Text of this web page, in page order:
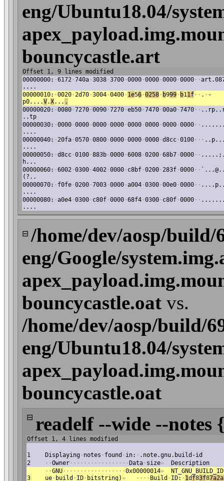
eng/Ubuntu18.04/
bouncycastle.art
Offset 1, 9 lines modified
00000000: ·6172 ·740a ·3038 ·3700 ·0000 ·0000 ·0000 ·0000 · ·
....
00000010: ·0020 ·2d70 ·3004 ·0400 · 1e56 ·0258 · b999 · b11f · · . · -
p0....V.X... .
00000020: ·0080 ·7270 ·0090 ·7270 ·eb50 ·7470 ·00a0 ·7470 · ·
..tp
00000030: ·0000 ·0000 ·0000 ·0000 ·0000 ·0000 ·0000 ·0000 · ·
....
00000040: ·20fa ·0570 ·0800 ·0000 ·0000 ·0000 ·d8cc ·0100 · · ·
....
00000050: ·d8cc ·0100 ·883b ·0000 ·6008 ·0200 ·68b7 ·0000 · ·
h...
00000060: ·6002 ·0300 ·4002 ·0000 · c8bf ·0200 ·283f ·0000 · ·
(?..
00000070: · f0fe ·0200 ·7003 ·0000 ·a004 ·0300 ·00e0 ·0000 · ·
....
00000080: ·a0e4 ·0300 · c80f ·0000 ·68f4 ·0300 · c80f ·0000 · ·
....
⊟ /home/dev/aosp/build/
eng/Google/
bouncycastle.oat vs.
/home/dev/aosp/build/
eng/Ubuntu18.04/
bouncycastle.oat
⊟ readelf --wide --notes
Offset 1, 4 lines modified
1 Displaying · notes · found · in: · .note.gnu.build-id
2
· ·Owner · · · · · · · · · · · · · · · · · Data · size» Description
3
· ·GNU · · · · · · · · · · · · · · · · · ·0x00000014» NT_GNU_BUILD_ID
ue · build · ID · bitstring) » · · · · Build · ID: · 1d f83f8